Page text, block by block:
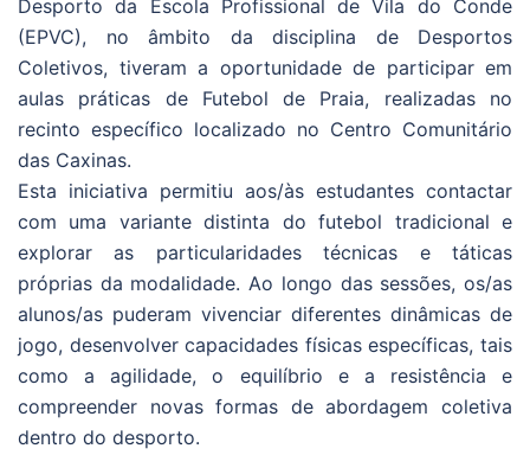
Desporto da Escola Profissional de Vila do Conde
(EPVC), no âmbito da disciplina de Desportos
Coletivos, tiveram a oportunidade de participar em
aulas práticas de Futebol de Praia, realizadas no
recinto específico localizado no Centro Comunitário
das Caxinas.
Esta iniciativa permitiu aos/às estudantes contactar
com uma variante distinta do futebol tradicional e
explorar as particularidades técnicas e táticas
próprias da modalidade. Ao longo das sessões, os/as
alunos/as puderam vivenciar diferentes dinâmicas de
jogo, desenvolver capacidades físicas específicas, tais
como a agilidade, o equilíbrio e a resistência e
compreender novas formas de abordagem coletiva
dentro do desporto.